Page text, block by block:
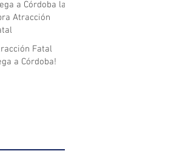
a Córdoba la
Atracción
Fatal
a Córdoba!